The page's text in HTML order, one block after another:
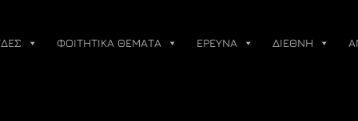
ΦΟΙΤΗΤΙΚΑ ΘΕΜΑΤΑ ΕΡΕΥΝΑ ΔΙΕΘΝΗ